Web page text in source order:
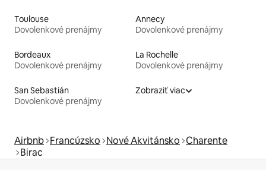
Toulouse
Dovolenkové prenájmy
Annecy
Dovolenkové prenájmy
Bordeaux
Dovolenkové prenájmy
La Rochelle
Dovolenkové prenájmy
San Sebastián
Dovolenkové prenájmy
Zobraziť viac
Airbnb Francúzsko Nové Akvitánsko Charente
Birac